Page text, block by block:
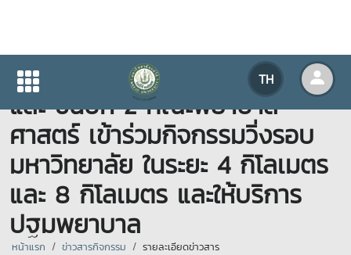
TH
บุคลากร และนักศึกษา ชั้นปีที่ 1
และ ชั้นปีที่ 2 คณะพยาบาล
ศาสตร์ เข้าร่วมกิจกรรมวิ่งรอบ
มหาวิทยาลัย ในระยะ 4 กิโลเมตร
และ 8 กิโลเมตร และให้บริการ
ปฐมพยาบาล
หน้าแรก ข่าวสารกิจกรรม รายละเอียดข่าวสาร